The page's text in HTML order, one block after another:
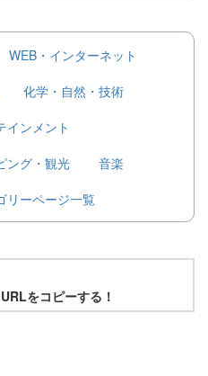
WEB・インターネット
化学・自然・技術
インメント
ング・観光
音楽
リーページ一覧
をコピーする！